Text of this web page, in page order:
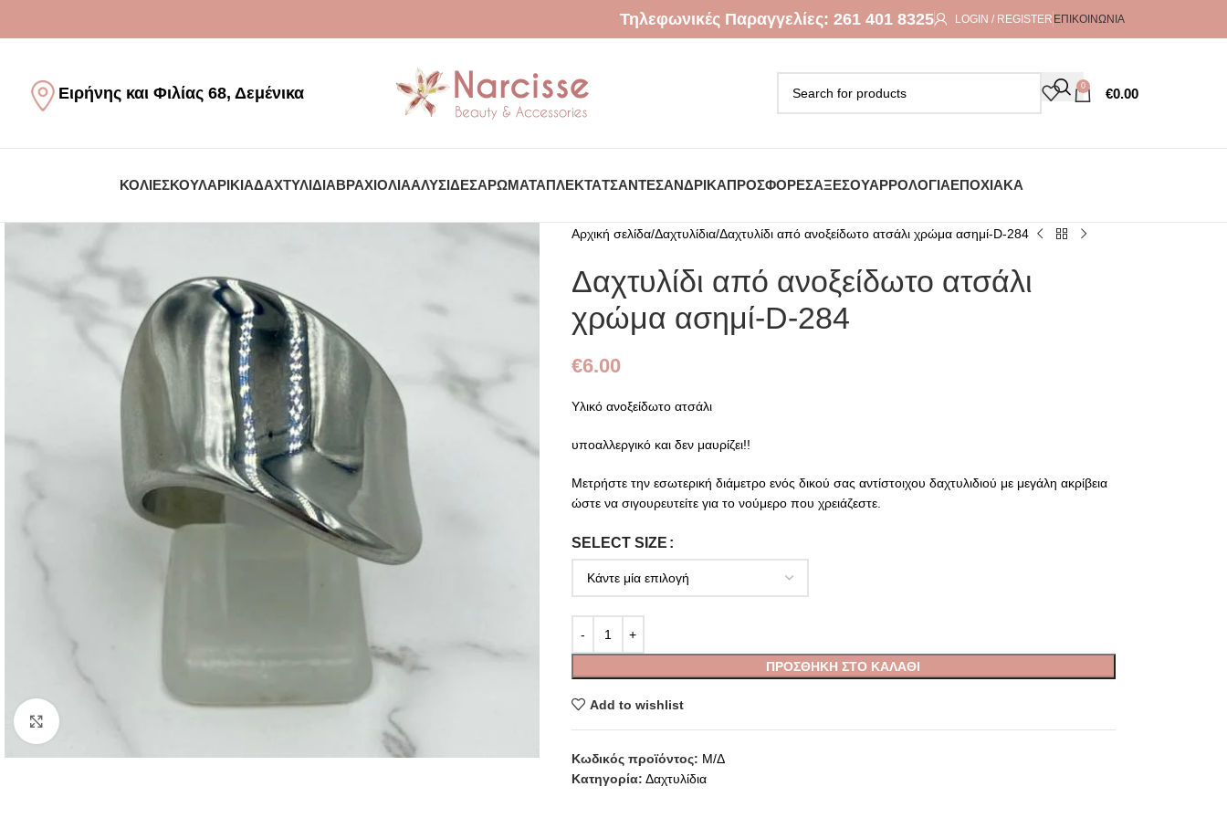
Τηλεφωνικές Παραγγελίες: 261 401 8325 LOGIN / REGISTER ΕΠΙΚΟΙΝΩΝΊΑ
Ειρήνης και Φιλίας 68, Δεμένικα 0 €0.00
ΚΟΛΙΈΣΚΟΥΛΑΡΊΚΙΑΔΑΧΤΥΛΊΔΙΑΒΡΑΧΙΌΛΙΑΑΛΥΣΊΔΕΣΑΡΏΜΑΤΑΠΛΕΚΤΆΤΣΆΝΤΕΣΑΝΔΡΙΚΆΠΡΟΣΦΟΡΈΣΑΞΕΣΟΥΆΡΡΟΛΌΓΙΑΕΠΟΧΙΑΚΆ
Αρχική σελίδα Δαχτυλίδια Δαχτυλίδι από ανοξείδωτο ατσάλι χρώμα ασημί-D-284
Δαχτυλίδι από ανοξείδωτο ατσάλι
χρώμα ασημί-D-284
€6.00
Υλικό ανοξείδωτο ατσάλι
υποαλλεργικό και δεν μαυρίζει!!
Μετρήστε την εσωτερική διάμετρο ενός δικού σας αντίστοιχου δαχτυλιδιού με μεγάλη ακρίβεια
ώστε να σιγουρευτείτε για το νούμερο που χρειάζεστε.
SELECT SIZE
ΠΡΟΣΘΉΚΗ ΣΤΟ ΚΑΛΆΘΙ
Add to wishlist
Κωδικός προϊόντος: Μ/Δ
Κατηγορία: Δαχτυλίδια